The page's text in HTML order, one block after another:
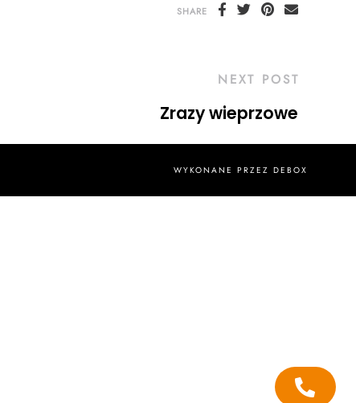
SHARE
NEXT POST
Zrazy wieprzowe
WYKONANE PRZEZ DEBOX